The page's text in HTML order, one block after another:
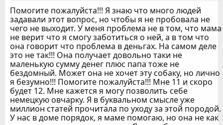
Помогите пожалуйста!!! Я знаю что много людей
задавали этот вопрос, но чтобы я не пробовала не
чего не выходит. У меня проблема не в том, что мама
не верит что я смогу заботиться о ней, а в том что
она говорит что проблема в деньгах. На самом деле
это не так!!! Она получает довольно таки не
маленькую сумму денег плюс папа тоже не
бездомный. Может она не хочет эту собаку, но лично
я безумно!!! Помогите пожалуйста!!! Мне 11 и скоро
будет 12. Мне кажется я могу позволить себе
немецкую овчарку. Я в буквальном смысле уже
миллион статей прочитала по уходу за этой породой.
У нас в доме порядок, я маме помогаю, но она не как